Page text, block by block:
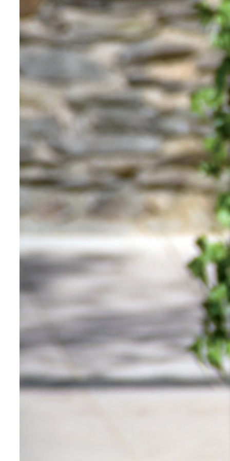
celui du contemporain. Il peut donc avoir
quelques difficultés à s’associer à
d’autres matériaux, comme le plastique.
L’inox c’est l’allié des éléments présents
en bord de mer ou d’une piscine. Idéal en
haute montagne, il saura faire face à
tous les éléments de manière pérenne.
Le tout, en apportant une touche
moderne incomparable. Au travers de
nos expériences, ce matériau se prête
particulièrement aux zones où le
passage y est particulièrement dense.
Typiquement, les rambardes en inox,
dans les gares ou métros, sont
adéquates. Nous travaillons l’inox avec
les procédés du pliage, roulage et
soudage. Cette technique industrielle
demande des connaissances
approfondies de la matière et un certain
savoir-faire.
Pour connaître les détails des autres
types de matières pour le mobilier
urbain, nous vous invitons à consulter
les caractéristiques développées sur
l’acier, l’aluminium, le corten, le zinc, le
boiset le plastique recyclé.